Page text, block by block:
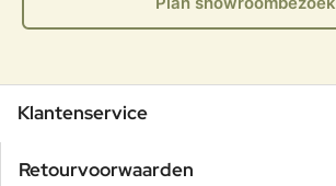
Klantenservice
Retourvoorwaarden